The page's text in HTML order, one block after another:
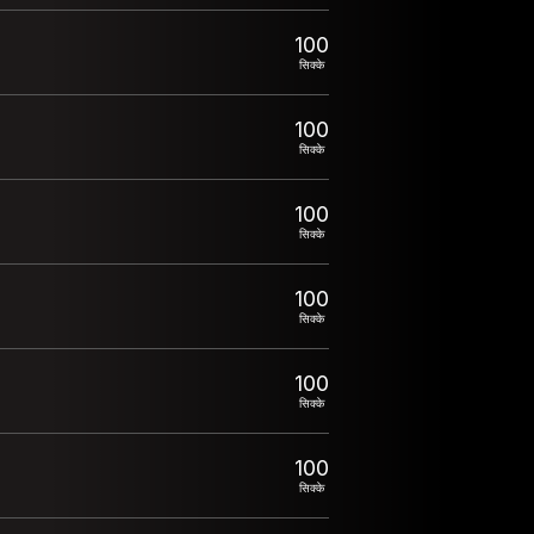
100
सिक्के
100
सिक्के
100
सिक्के
100
सिक्के
100
सिक्के
100
सिक्के